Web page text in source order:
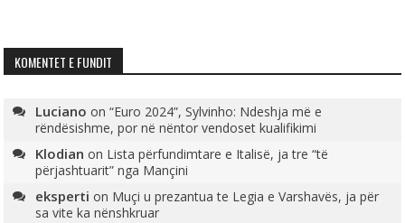
KOMENTET E FUNDIT
Luciano on“Euro 2024”, Sylvinho: Ndeshja më e
rëndësishme, por në nëntor vendoset kualifikimi
Klodian on Lista përfundimtare e Italisë, ja tre “të
përjashtuarit” nga Mançini
eksperti on Muçi u prezantua te Legia e Varshavës, ja për
sa vite ka nënshkruar